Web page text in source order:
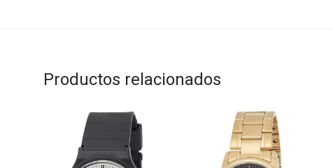
Productos relacionados